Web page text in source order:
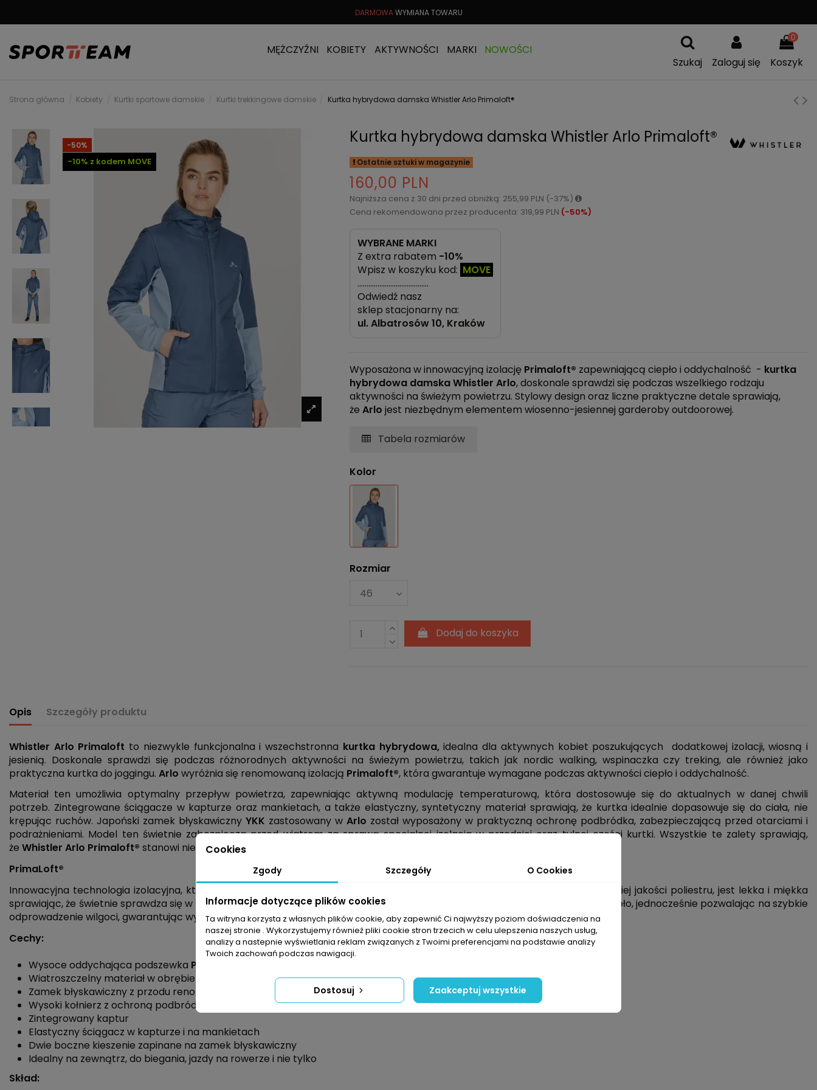
DARMOWAWYMIANA TOWARU
MĘŻCZYŹNI KOBIETY AKTYWNOŚCI MARKI
NOWOŚCI
Szukaj
Zaloguj się
0
Koszyk
Strona główna Kobiety Kurtki sportowe damskie Kurtki trekkingowe damskie Kurtka hybrydowa damska Whistler Arlo Primaloft®
-50%
-10% z kodem MOVE
Kurtka hybrydowa damska Whistler Arlo Primaloft®
Ostatnie sztuki w magazynie
160,00 PLN
Najniższa cena z 30 dni przed obniżką: 255,99 PLN (-37%)
Cena rekomendowana przez producenta: 319,99 PLN (-50%)
WYBRANE MARKI
Z extra rabatem -10%
Wpisz w koszyku kod: MOVE
…………………………………
Odwiedź nasz
sklep stacjonarny na:
ul.Albatrosów 10, Kraków
Wyposażona w innowacyjną izolację Primaloft® zapewniającą ciepło i oddychalność - kurtka
hybrydowa damska Whistler Arlo, doskonale sprawdzi się podczas wszelkiego rodzaju
aktywności na świeżym powietrzu. Stylowy design oraz liczne praktyczne detale sprawiają,
że Arlo jest niezbędnym elementem wiosenno-jesiennej garderoby outdoorowej.
Tabela rozmiarów
Kolor
Niebieski
Rozmiar
Dodaj do koszyka
Opis Szczegóły produktu
Whistler Arlo Primaloft to niezwykle funkcjonalna i wszechstronna kurtka hybrydowa,idealna dla aktywnych kobiet poszukujących dodatkowej izolacji, wiosną i
jesienią. Doskonale sprawdzi się podczas różnorodnych aktywności na świeżym powietrzu, takich jak nordic walking, wspinaczka czy treking, ale również jako
praktyczna kurtka do joggingu. Arlo wyróżnia się renomowaną izolacją Primaloft®, która gwarantuje wymagane podczas aktywności ciepło i oddychalność.
Materiał ten umożliwia optymalny przepływ powietrza, zapewniając aktywną modulację temperaturową, która dostosowuje się do aktualnych w danej chwili
potrzeb. Zintegrowane ściągacze w kapturze oraz mankietach, a także elastyczny, syntetyczny materiał sprawiają, że kurtka idealnie dopasowuje się do ciała, nie
krępując ruchów. Japoński zamek błyskawiczny YKK zastosowany w Arlo został wyposażony w praktyczną ochronę podbródka, zabezpieczającą przed otarciami i
podrażnieniami. Model ten świetnie zabezpiecza przed wiatrem za sprawą specjalnej izolacja w przedniej oraz tylnej części kurtki. Wszystkie te zalety sprawiają,
że Whistler Arlo Primaloft® stanowi niezastąpioną część garderoby każdego aktywnego mężczyzny.
PrimaLoft®
Innowacyjna technologia izolacyjna, która zapewnia doskonałe właściwości termiczne oraz oddychalność. Wykonana z wysokiej jakości poliestru, jest lekka i miękka
sprawiając, że świetnie sprawdza się w różnych warunkach pogodowych. Dzięki swoim właściwościom, PrimaLoft® utrzymuje ciepło, jednocześnie pozwalając na szybkie
odprowadzenie wilgoci, gwarantując wymagany komfort termiczny.
Cechy:
Wysoce oddychająca podszewka PrimaLoft®
Wiatroszczelny materiał w obrębie korpusu
Zamek błyskawiczny z przodu renomowanej marki
Wysoki kołnierz z ochroną podbródka
Zintegrowany kaptur
Elastyczny ściągacz w kapturze i na mankietach
Dwie boczne kieszenie zapinane na zamek błyskawiczny
Idealny na zewnątrz, do biegania, jazdy na rowerze i nie tylko
Skład:
Cookies
Zgody Szczegóły O Cookies
Informacje dotyczące plików cookies
Ta witryna korzysta z własnych plików cookie, aby zapewnić Ci najwyższy poziom doświadczenia na
naszej stronie . Wykorzystujemy również pliki cookie stron trzecich w celu ulepszenia naszych usług,
analizy a nastepnie wyświetlania reklam związanych z Twoimi preferencjami na podstawie analizy
Twoich zachowań podczas nawigacji.
Dostosuj Zaakceptuj wszystkie